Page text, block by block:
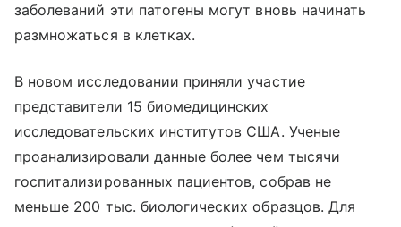
заболеваний эти патогены могут вновь начинать
размножаться в клетках.
В новом исследовании приняли участие
представители 15 биомедицинских
исследовательских институтов США. Ученые
проанализировали данные более чем тысячи
госпитализированных пациентов, собрав не
меньше 200 тыс. биологических образцов. Для